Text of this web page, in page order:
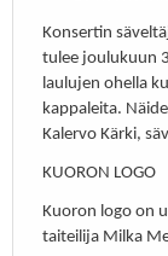
Konsertin
tulee joulukuun
laulujen ohella
kappaleita.
Kalervo Kärki,
KUORON LOGO
Kuoron logo on
taiteilija Milka